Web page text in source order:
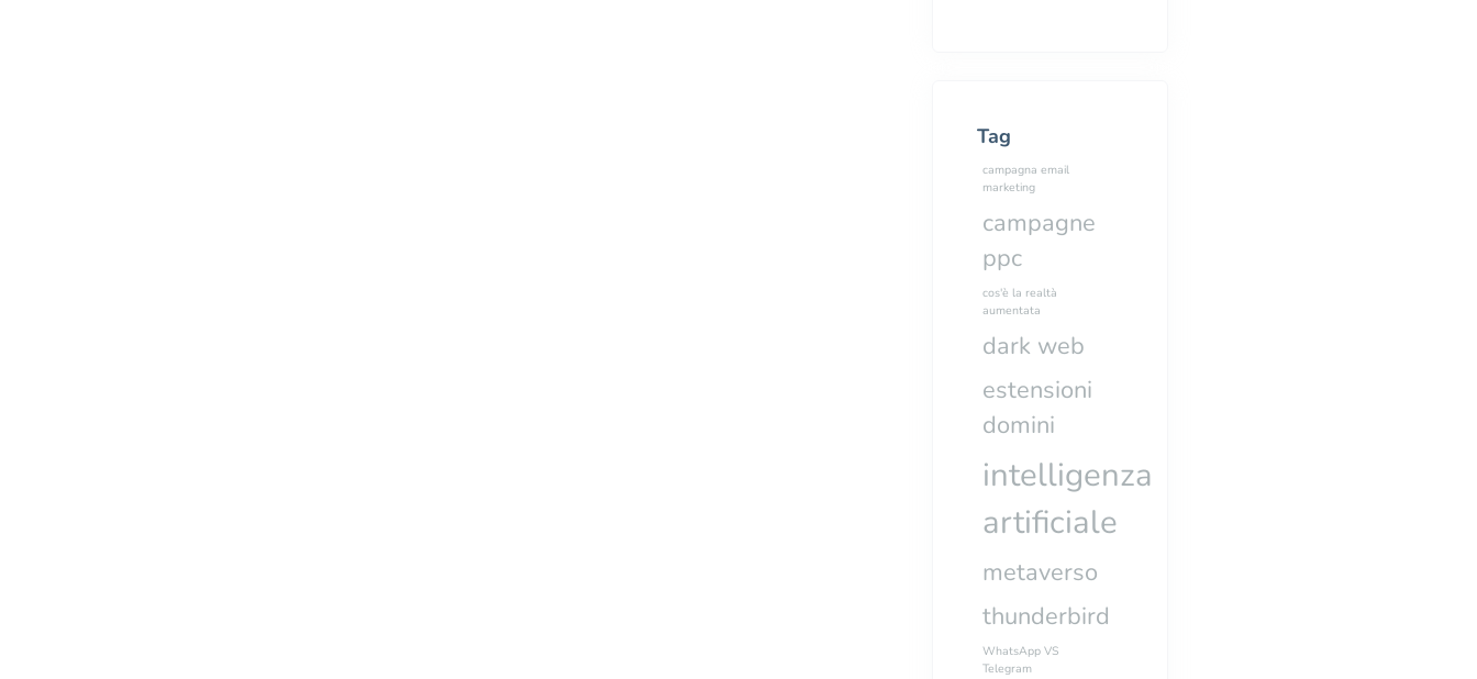
Tag
campagna email
marketing
campagne
ppc
cos'è la realtà
aumentata
dark web
estensioni
domini
intelligenza
artificiale
metaverso
thunderbird
WhatsApp VS
Telegram